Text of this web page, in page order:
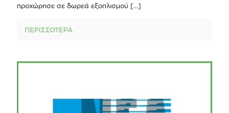
προχώρησε σε δωρεά εξοπλισμού […]
ΠΕΡΙΣΣΟΤΕΡΑ